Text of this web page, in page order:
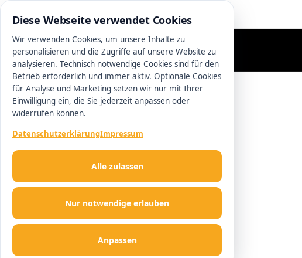
0511 13221100
Diese Webseite verwendet Cookies
Wir verwenden Cookies, um unsere Inhalte zu
personalisieren und die Zugriffe auf unsere Website zu
analysieren. Technisch notwendige Cookies sind für den
Betrieb erforderlich und immer aktiv. Optionale Cookies
für Analyse und Marketing setzen wir nur mit Ihrer
Einwilligung ein, die Sie jederzeit anpassen oder
widerrufen können.
DatenschutzerklärungImpressum
Nur notwendige erlauben
Anpassen
Alle zulassen